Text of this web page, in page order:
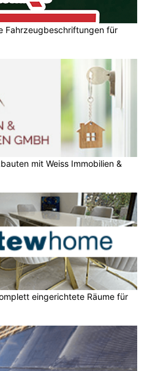
Fahrzeugbeschriftungen für
mit Weiss Immobilien &
eingerichtete Räume für